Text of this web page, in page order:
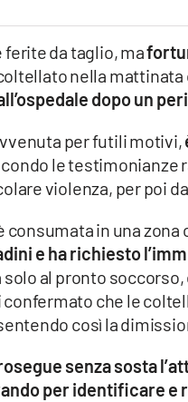
ferite da taglio, ma
nella mattinata
dopo un
per futili motivi,
le testimonianze
violenza, per poi
consumata in una
e ha richiesto
solo al pronto
confermato che le
così la
senza sosta
per identificare